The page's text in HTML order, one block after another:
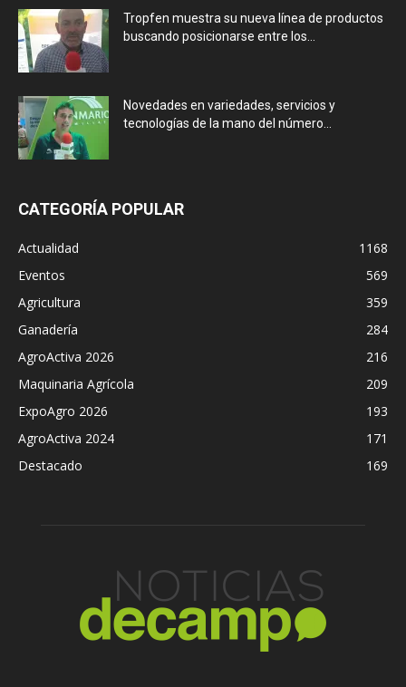
Tropfen muestra su nueva línea de productos
buscando posicionarse entre los...
Novedades en variedades, servicios y
tecnologías de la mano del número...
CATEGORÍA POPULAR
Actualidad
1168
Eventos
569
Agricultura
359
Ganadería
284
AgroActiva 2026
216
Maquinaria Agrícola
209
ExpoAgro 2026
193
AgroActiva 2024
171
Destacado
169